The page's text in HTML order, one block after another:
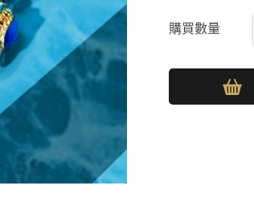
購買數量